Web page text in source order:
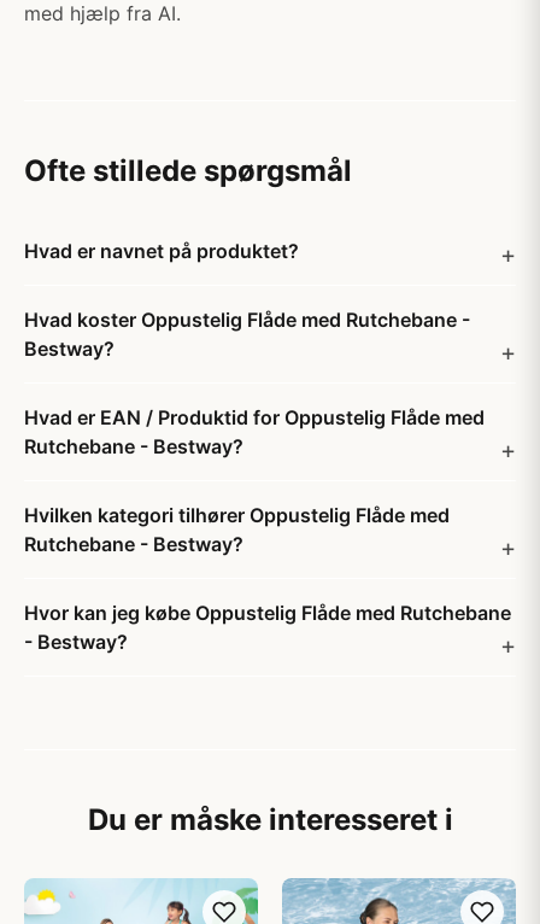
med hjælp fra AI.
Ofte stillede spørgsmål
Hvad er navnet på produktet?
Hvad koster Oppustelig Flåde med Rutchebane -
Bestway?
Hvad er EAN / Produktid for Oppustelig Flåde med
Rutchebane - Bestway?
Hvilken kategori tilhører Oppustelig Flåde med
Rutchebane - Bestway?
Hvor kan jeg købe Oppustelig Flåde med Rutchebane
- Bestway?
Du er måske interesseret i